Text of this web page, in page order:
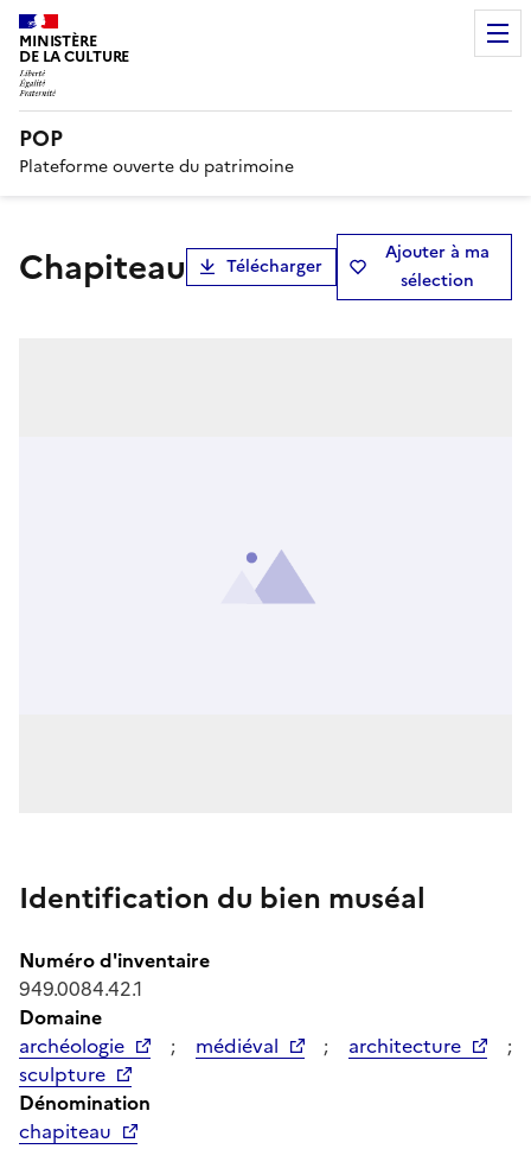
MINISTÈRE
DE LA CULTURE
POP
Plateforme ouverte du patrimoine
chapiteau Télécharger
Ajouter à ma
sélection
Identification du bien muséal
Numéro d'inventaire
949.0084.42.1
Domaine
archéologie
; médiéval ; architecture
;
sculpture
Dénomination
chapiteau